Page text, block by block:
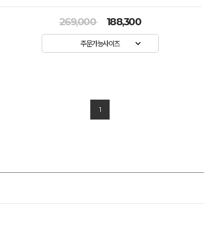
269,000 188,300
주문가능사이즈
1